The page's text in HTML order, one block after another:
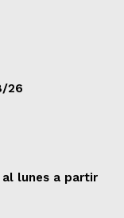
26
lunes a partir